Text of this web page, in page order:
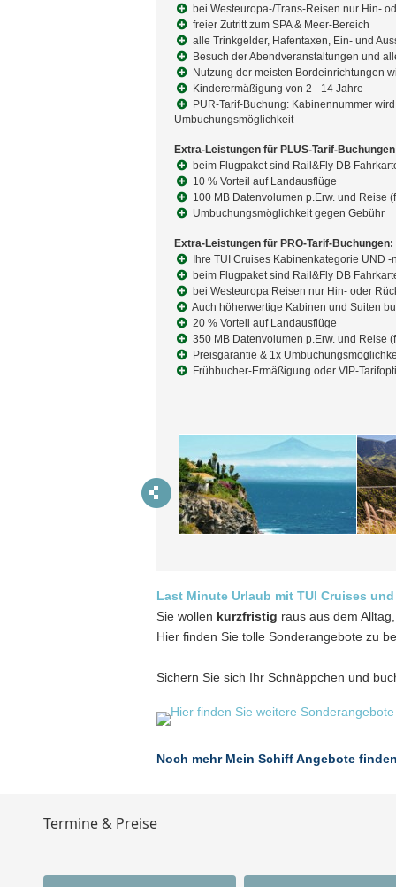
bei Westeuropa-/Trans-Reisen nur Hin-
freier Zutritt zum SPA & Meer-Bereich
alle Trinkgelder, Hafentaxen, Ein- und
Besuch der Abendveranstaltungen und
Nutzung der meisten Bordeinrichtungen
Kinderermäßigung von 2 - 14 Jahre
PUR-Tarif-Buchung: Kabinennummer
Umbuchungsmöglichkeit
Extra-Leistungen für PLUS-Tarif-Buchungen
beim Flugpaket sind Rail&Fly DB
10 % Vorteil auf Landausflüge
100 MB Datenvolumen p.Erw. und Reise
Umbuchungsmöglichkeit gegen Gebühr
Extra-Leistungen für PRO-Tarif-Buchungen:
Ihre TUI Cruises Kabinenkategorie UND
beim Flugpaket sind Rail&Fly DB
bei Westeuropa Reisen nur Hin- oder
Auch höherwertige Kabinen und Suiten
20 % Vorteil auf Landausflüge
350 MB Datenvolumen p.Erw. und Reise
Preisgarantie & 1x
Frühbucher-Ermäßigung oder VIP-
Last Minute Urlaub mit TUI Cruises
Sie wollen kurzfristig raus aus dem
Hier finden Sie tolle Sonderangebote zu
Sichern Sie sich Ihr Schnäppchen und
Noch mehr Mein Schiff Angebote
Termine & Preise